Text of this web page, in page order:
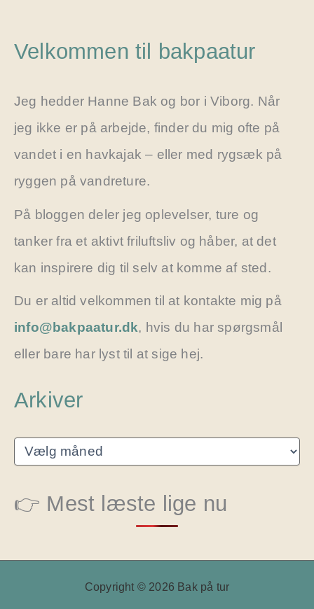
Velkommen til bakpaatur
Jeg hedder Hanne Bak og bor i Viborg. Når
jeg ikke er på arbejde, finder du mig ofte på
vandet i en havkajak – eller med rygsæk på
ryggen på vandreture.
På bloggen deler jeg oplevelser, ture og
tanker fra et aktivt friluftsliv og håber, at det
kan inspirere dig til selv at komme af sted.
Du er altid velkommen til at kontakte mig på
info@bakpaatur.dk, hvis du har spørgsmål
eller bare har lyst til at sige hej.
Arkiver
A
v
e
👉 Mest læste lige nu
Copyright © 2026 Bak på tur